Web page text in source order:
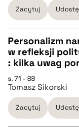
BIBTEX
pobierz cytat
Zacytuj
CZYSTY TEKST
pobierz cytat
BIBTEX
Personalizm
w refleksji
: kilka uwag
s. 71 - 88
Tomasz Sikorski
Zacytuj